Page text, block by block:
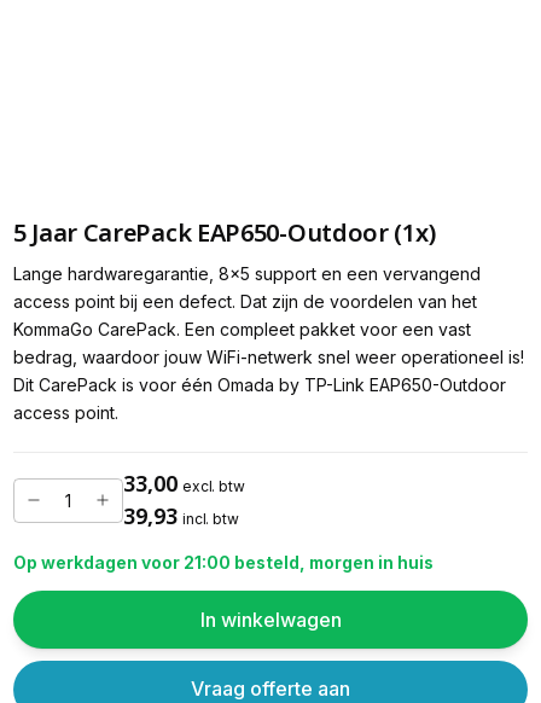
5 Jaar CarePack EAP650-Outdoor (1x)
Lange hardwaregarantie, 8x5 support en een vervangend
access point bij een defect. Dat zijn de voordelen van het
KommaGo CarePack. Een compleet pakket voor een vast
bedrag, waardoor jouw WiFi-netwerk snel weer operationeel is!
Dit CarePack is voor één Omada by TP-Link EAP650-Outdoor
access point.
33,00 excl. btw
39,93 incl. btw
Op werkdagen voor 21:00 besteld, morgen in huis
In winkelwagen
Vraag offerte aan